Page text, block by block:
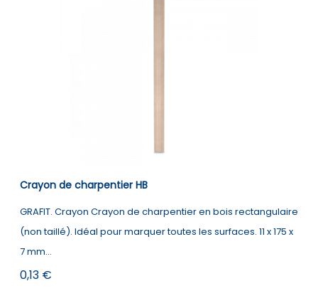
Crayon de charpentier HB
GRAFIT. Crayon Crayon de charpentier en bois rectangulaire
(non taillé). Idéal pour marquer toutes les surfaces. 11 x 175 x
7 mm...
Prix
0,13 €